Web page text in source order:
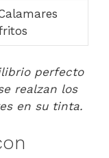
perfecto
realzan los
en su tinta.